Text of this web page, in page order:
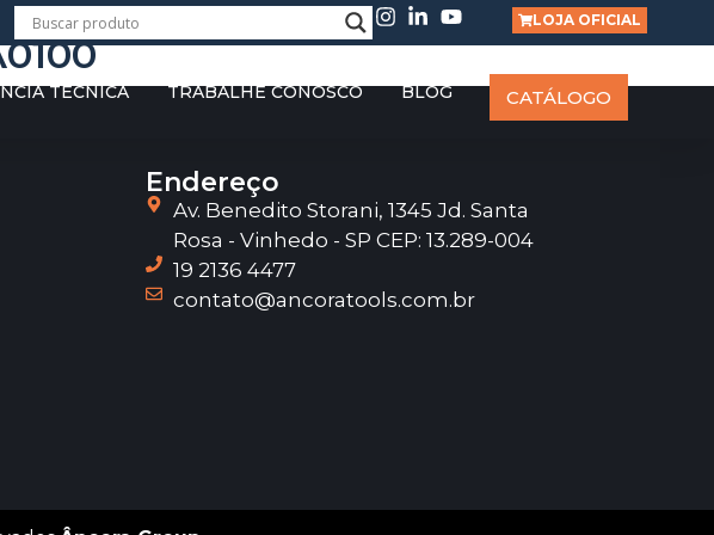
LOJA OFICIAL
TÉCNICA TRABALHE CONOSCO BLOG CATÁLOGO
Endereço
Av. Benedito Storani, 1345 Jd. Santa
Rosa - Vinhedo - SP CEP: 13.289-004
19 2136 4477
contato@ancoratools.com.br